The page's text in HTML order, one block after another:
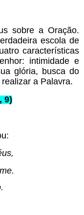
sobre a Oração.
escola de
características
intimidade e
glória, busca do
a Palavra.
9)